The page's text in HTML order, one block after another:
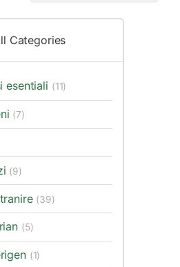
Categories
esentiali (11)
(7)
(9)
(39)
(5)
(1)